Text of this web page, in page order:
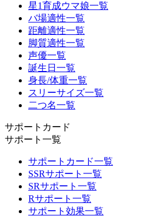
星1育成ウマ娘一覧
バ場適性一覧
距離適性一覧
脚質適性一覧
声優一覧
誕生日一覧
身長/体重一覧
スリーサイズ一覧
二つ名一覧
サポートカード
サポート一覧
サポートカード一覧
SSRサポート一覧
SRサポート一覧
Rサポート一覧
サポート効果一覧